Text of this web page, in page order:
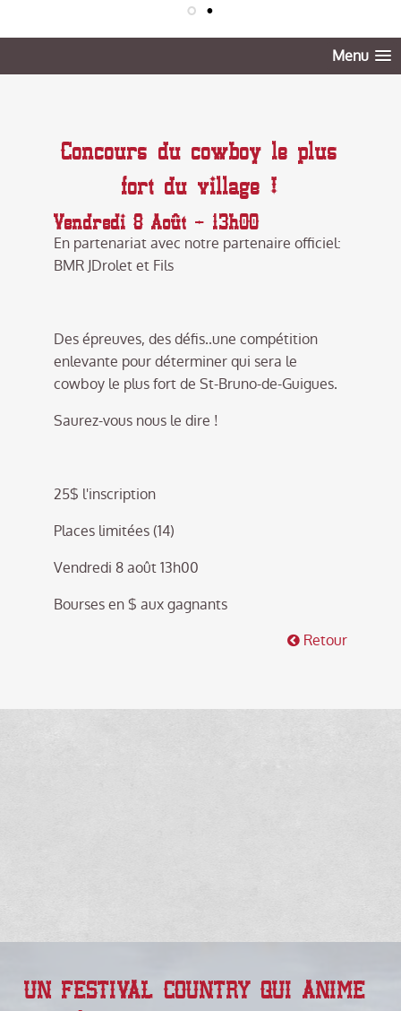
Menu
Concours du cowboy le plus
fort du village !
Vendredi 8 Août - 13h00
En partenariat avec notre partenaire officiel:
BMR JDrolet et Fils
Des épreuves, des défis..une compétition
enlevante pour déterminer qui sera le
cowboy le plus fort de St-Bruno-de-Guigues.
Saurez-vous nous le dire !
25$ l'inscription
Places limitées (14)
Vendredi 8 août 13h00
Bourses en $ aux gagnants
Retour
UN FESTIVAL COUNTRY QUI ANIME